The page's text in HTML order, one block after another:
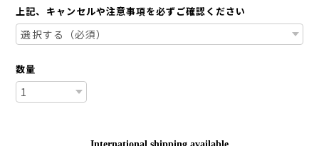
上記、キャンセルや注意事項を必ずご確認ください
数量